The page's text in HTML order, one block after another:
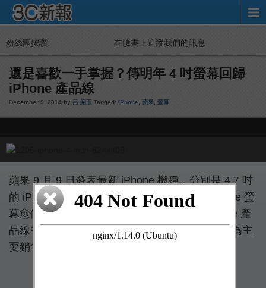
粉絲團按讚: 在臉書上追蹤我們的訊息
還是喜歡一手掌握？傳明年 4 吋螢幕回歸
iPhone 產品線
December 9, 2014 by 呂 紹玉 Tagged: iPhone 蘋果 螢幕
蘋果 9 月 9 日發表最新 iPhone 機種，分別是 4.7 吋
的 iPhone 6，以及 5.5 吋 iPhone 6 Plus，iPhone 螢
幕愈做愈大，但有傳言說，明年第二季的 iPhone 產
品線中，4 吋螢幕機型將會回歸，以女性使用者為主
要銷售對象。